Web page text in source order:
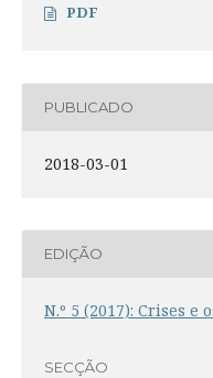
PDF
PUBLICADO
2018-03-01
EDIÇÃO
N.º 5 (2017): Crises e
SECÇÃO